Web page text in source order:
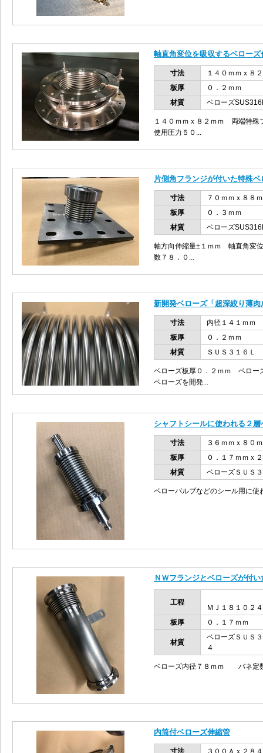
軸直角変位を吸収するベローズ
寸法
１４０ｍｍｘ８
板厚
０．２ｍｍ
材質
ベローズ
１４０ｍｍｘ８２ｍｍ 両端特殊
使用圧力５０...
片側角フランジが付いた特殊
寸法
７０ｍｍｘ８８
板厚
０．３ｍｍ
材質
ベローズ
軸方向伸縮量±１ｍｍ 軸直角変
数７８．０...
新開発ベローズ「超深絞り薄
寸法
内径１４１ｍｍ
板厚
０．２ｍｍ
材質
ＳＵＳ３１６Ｌ
ベローズ板厚０．２ｍｍ ベロー
ベローズを開発...
シャフトシールに使われる２層
寸法
３６ｍｍｘ８０
板厚
０．１７ｍｍｘ
材質
ベローズＳＵＳ
ベローバルブなどのシール用に
ＮＷフランジとベローズが付
工程
ＭＪ１８１０２
板厚
０．１７ｍｍ
材質
ベローズＳＵＳ
４
ベローズ内径７８ｍｍ バネ定
内筒付ベローズ伸縮管
寸法 ３００Ａｘ２８